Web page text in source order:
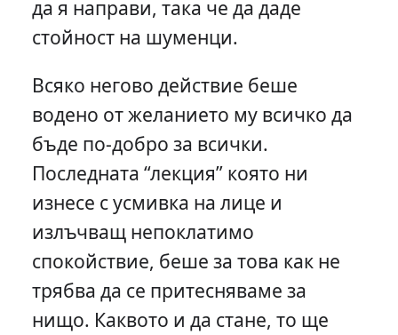
да я направи, така че да даде
стойност на шуменци.
Всяко негово действие беше
водено от желанието му всичко да
бъде по-добро за всички.
Последната “лекция” която ни
изнесе с усмивка на лице и
излъчващ непоклатимо
спокойствие, беше за това как не
трябва да се притесняваме за
нищо. Каквото и да стане, то ще